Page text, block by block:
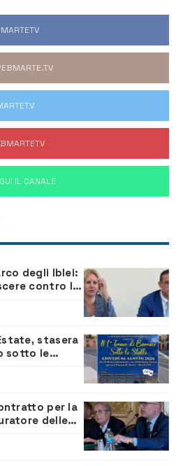
IL CANALE
degli Iblei:
contro le
stasera
sotto le
per la
delle